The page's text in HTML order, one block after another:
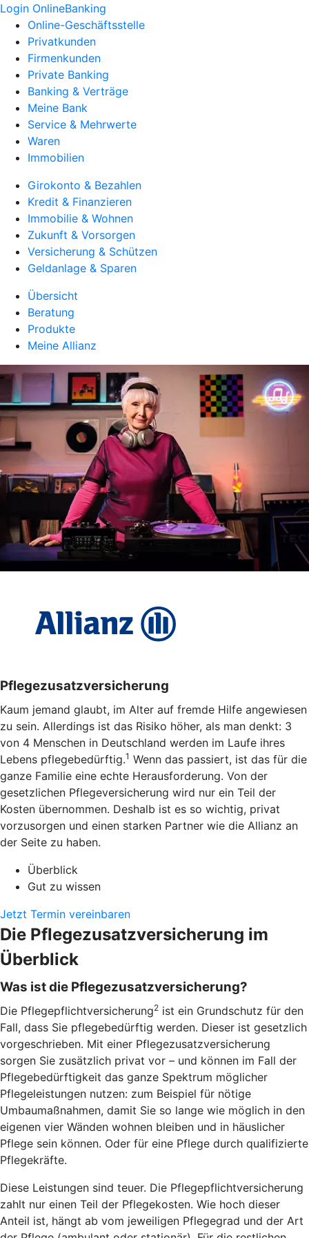
Login OnlineBanking
Online-Geschäftsstelle
Privatkunden
Firmenkunden
Private Banking
Banking & Verträge
Meine Bank
Service & Mehrwerte
Waren
Immobilien
Girokonto & Bezahlen
Kredit & Finanzieren
Immobilie & Wohnen
Zukunft & Vorsorgen
Versicherung & Schützen
Geldanlage & Sparen
Übersicht
Beratung
Produkte
Meine Allianz
Pflegezusatzversicherung
Kaum jemand glaubt, im Alter auf fremde Hilfe angewiesen
zu sein. Allerdings ist das Risiko höher, als man denkt: 3
von 4 Menschen in Deutschland werden im Laufe ihres
Lebens pflegebedürftig.1 Wenn das passiert, ist das für die
ganze Familie eine echte Herausforderung. Von der
gesetzlichen Pflegeversicherung wird nur ein Teil der
Kosten übernommen. Deshalb ist es so wichtig, privat
vorzusorgen und einen starken Partner wie die Allianz an
der Seite zu haben.
Überblick
Gut zu wissen
Jetzt Termin vereinbaren
Die Pflegezusatzversicherung im
Überblick
Was ist die Pflegezusatzversicherung?
Die Pflegepflichtversicherung2 ist ein Grundschutz für den
Fall, dass Sie pflegebedürftig werden. Dieser ist gesetzlich
vorgeschrieben. Mit einer Pflegezusatzversicherung
sorgen Sie zusätzlich privat vor – und können im Fall der
Pflegebedürftigkeit das ganze Spektrum möglicher
Pflegeleistungen nutzen: zum Beispiel für nötige
Umbaumaßnahmen, damit Sie so lange wie möglich in den
eigenen vier Wänden wohnen bleiben und in häuslicher
Pflege sein können. Oder für eine Pflege durch qualifizierte
Pflegekräfte.
Diese Leistungen sind teuer. Die Pflegepflichtversicherung
zahlt nur einen Teil der Pflegekosten. Wie hoch dieser
Anteil ist, hängt ab vom jeweiligen Pflegegrad und der Art